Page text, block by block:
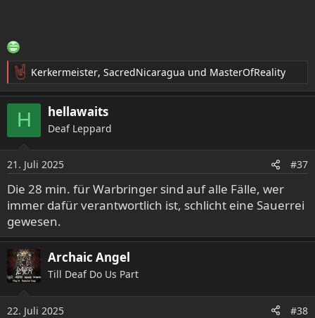
R
e
a
n
e
n
Kerkermeister, SacredNicaragua und MasterOfReality
H hellawaits
Deaf Leppard
21. Juli 2025 #37
Die 28 min. für Warbringer sind auf alle Fälle, wer
immer dafür verantwortlich ist, schlicht eine Sauerrei
gewesen.
Archaic Angel
Till Deaf Do Us Part
22. Juli 2025 #38